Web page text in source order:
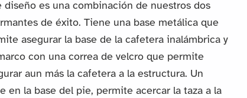
diseño es una combinación de nuestros dos
de éxito. Tiene una base metálica que
asegurar la base de la cafetera inalámbrica y
con una correa de velcro que permite
aun más la cafetera a la estructura. Un
en la base del pie, permite acercar la taza a la